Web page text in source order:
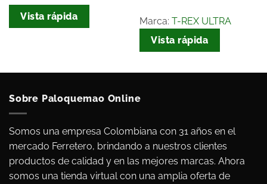
Vista rápida Marca: T-REX ULTRA
Vista rápida
Sobre Paloquemao Online
Somos una empresa Colombiana con 31 años en el
mercado Ferretero, brindando a nuestros clientes
productos de calidad y en las mejores marcas. Ahora
somos una tienda virtual con una amplia oferta de